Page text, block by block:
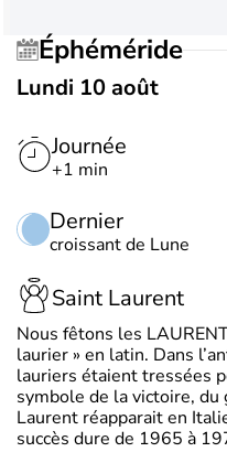
Éphéméride
Lundi 10 août
Journée
+1 min
Dernier
croissant de Lune
Saint Laurent
Nous fêtons les
laurier » en latin. Dans
lauriers étaient tressées
symbole de la victoire,
Laurent réapparait en
succès dure de 1965 à